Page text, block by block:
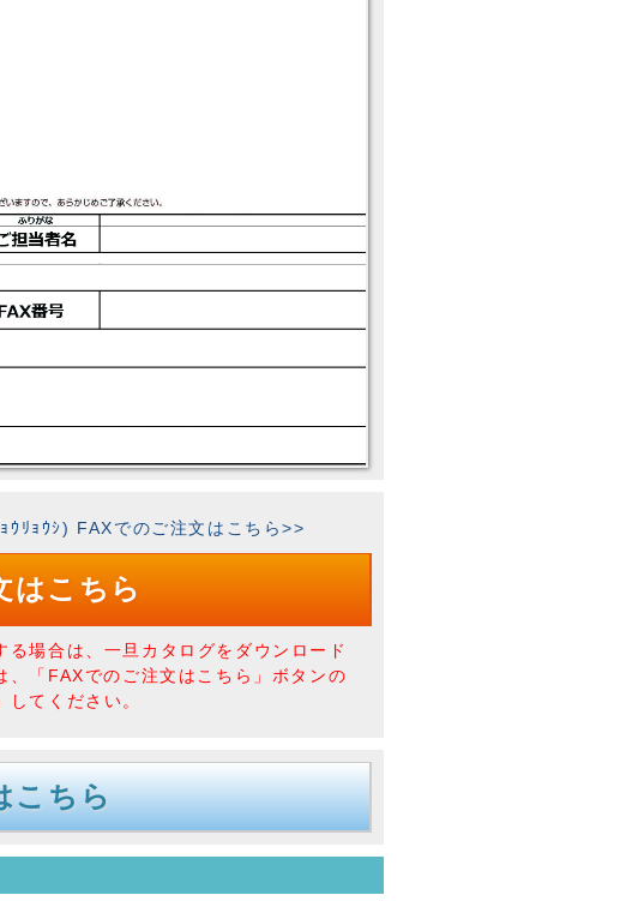
ﾘｮｳｼ) FAXでのご注文はこちら>>
はこちら
場合は、一旦カタログをダウンロード
、「FAXでのご注文はこちら」ボタンの
てください。
こちら